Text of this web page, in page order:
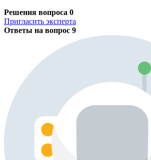
Решения вопроса 0
Пригласить эксперта
Ответы на вопрос 9